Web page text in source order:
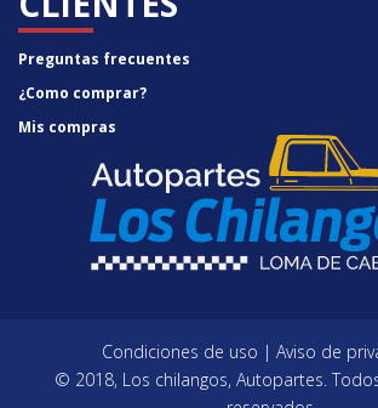
Preguntas frecuentes
¿Como comprar?
Mis compras
Condiciones de uso | Aviso de
© 2018, Los chilangos, Autopartes.